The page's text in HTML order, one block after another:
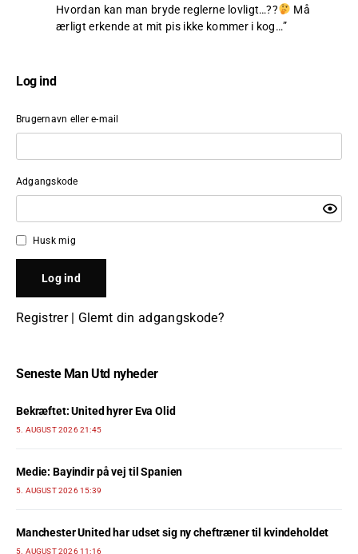
Hvordan kan man bryde reglerne lovligt…??
Må
ærligt erkende at mit pis ikke kommer i kog…”
Log ind
Brugernavn eller e-mail
Adgangskode
Husk mig
Registrer| Glemt din adgangskode?
Seneste Man Utd nyheder
Bekræftet: United hyrer Eva Olid
5. AUGUST 2026 21:45
Medie: Bayindir på vej til Spanien
5. AUGUST 2026 15:39
Manchester United har udset sig ny cheftræner til kvindeholdet
5. AUGUST 2026 11:16